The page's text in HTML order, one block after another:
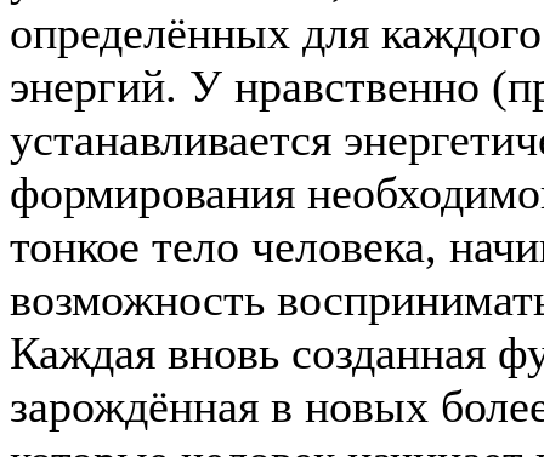
определённых для
энергий. У нравственно
устанавливается
формирования
тонкое тело человека,
возможность
Каждая вновь созданная
зарождённая в новых